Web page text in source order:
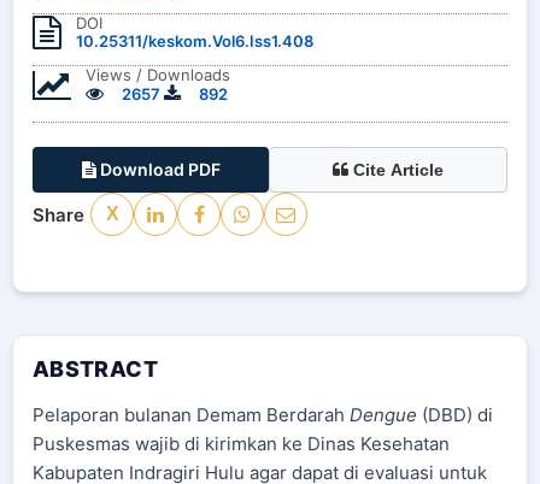
DOI
10.25311/keskom.Vol6.Iss1.408
Views / Downloads
2657
892
Download PDF Cite Article
Share X
ABSTRACT
Pelaporan bulanan Demam Berdarah Dengue (DBD) di
Puskesmas wajib di kirimkan ke Dinas Kesehatan
Kabupaten Indragiri Hulu agar dapat di evaluasi untuk